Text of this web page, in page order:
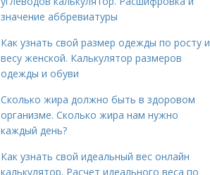
значение аббревиатуры
Как узнать свой размер одежды по росту и
весу женской. Калькулятор размеров
одежды и обуви
Сколько жира должно быть в здоровом
организме. Сколько жира нам нужно
каждый день?
Как узнать свой идеальный вес онлайн
калькулятор. Расчет идеального веса по